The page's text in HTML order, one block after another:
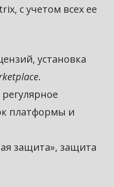
с учетом всех ее
установка
.
платформы и
защита», защита